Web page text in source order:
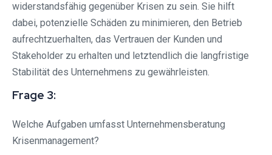
widerstandsfähig gegenüber Krisen zu sein. Sie hilft
dabei, potenzielle Schäden zu minimieren, den Betrieb
aufrechtzuerhalten, das Vertrauen der Kunden und
Stakeholder zu erhalten und letztendlich die langfristige
Stabilität des Unternehmens zu gewährleisten.
Frage 3:
Welche Aufgaben umfasst Unternehmensberatung
Krisenmanagement?